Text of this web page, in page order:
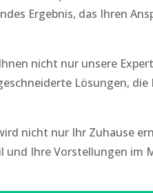
Ergebnis, das Ihren
nicht nur unsere
Lösungen,
nicht nur Ihr Zuhause
und Ihre Vorstellungen im